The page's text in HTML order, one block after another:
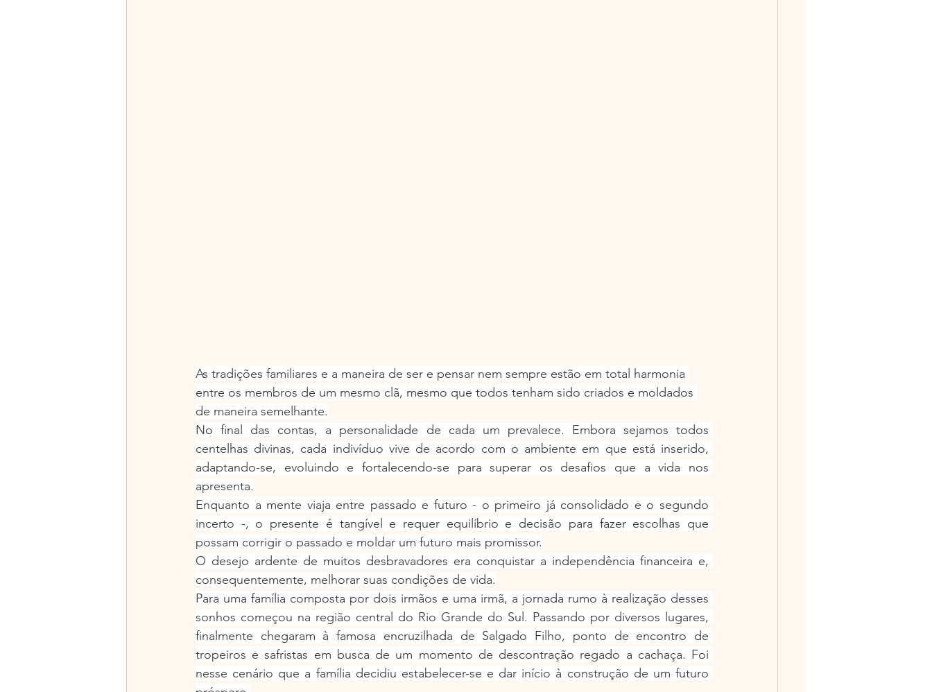
As tradições familiares e a maneira de ser e pensar nem sempre estão em total harmonia
entre os membros de um mesmo clã, mesmo que todos tenham sido criados e moldados
de maneira semelhante.
No final das contas, a personalidade de cada um prevalece. Embora sejamos todos
centelhas divinas, cada indivíduo vive de acordo com o ambiente em que está inserido,
adaptando-se, evoluindo e fortalecendo-se para superar os desafios que a vida nos
apresenta.
Enquanto a mente viaja entre passado e futuro - o primeiro já consolidado e o segundo
incerto -, o presente é tangível e requer equilíbrio e decisão para fazer escolhas que
possam corrigir o passado e moldar um futuro mais promissor.
O desejo ardente de muitos desbravadores era conquistar a independência financeira e,
consequentemente, melhorar suas condições de vida.
Para uma família composta por dois irmãos e uma irmã, a jornada rumo à realização desses
sonhos começou na região central do Rio Grande do Sul. Passando por diversos lugares,
finalmente chegaram à famosa encruzilhada de Salgado Filho, ponto de encontro de
tropeiros e safristas em busca de um momento de descontração regado a cachaça. Foi
nesse cenário que a família decidiu estabelecer-se e dar início à construção de um futuro